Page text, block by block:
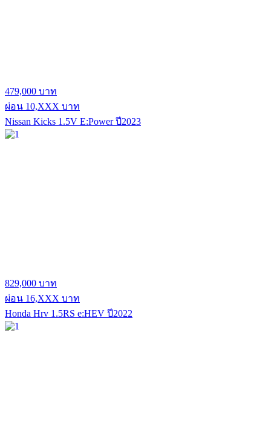
479,000 บาท
ผ่อน 10,XXX บาท
Nissan Kicks 1.5V E:Power ปี2023
829,000 บาท
ผ่อน 16,XXX บาท
Honda Hrv 1.5RS e:HEV ปี2022